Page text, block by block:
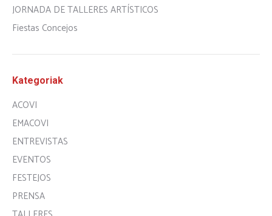
JORNADA DE TALLERES ARTÍSTICOS
Fiestas Concejos
Kategoriak
ACOVI
EMACOVI
ENTREVISTAS
EVENTOS
FESTEJOS
PRENSA